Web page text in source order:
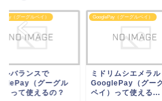
（グーグルペイ）
ルバランスで
（グーグル
）って使えるの？
GooglePay（グーグルペイ）
ミドリムシエメラ
GooglePay（グー
ペイ）って使える...